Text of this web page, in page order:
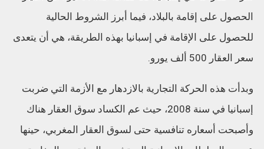
الحصول على إقامة بالبلاد، فيما أبرز الشروط الحالية
للحصول على الإقامة في إسبانيا بهذه الطريقة، هي أن يتعدى
سعر العقار 500 ألف يورو.
وبدأت هذه الحركة التجارية بالازدهار مع الأزمة التي ضربت
إسبانيا في سنة 2008، حيث عم الكساد سوق العقار هناك
وأصبحت أسعاره تنافسية حتى لسوق العقار المغربي، حينها